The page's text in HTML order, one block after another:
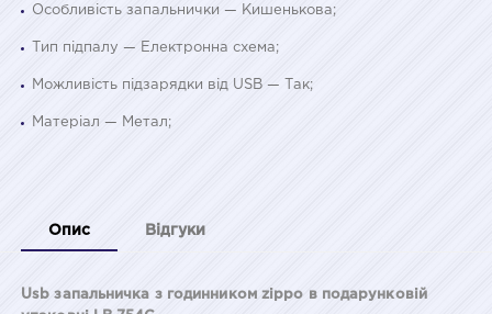
Особливість запальнички — Кишенькова;
Тип підпалу — Електронна схема;
Можливість підзарядки від USB — Так;
Матеріал — Метал;
Опис Відгуки
Usb запальничка з годинником zippo в подарунковій